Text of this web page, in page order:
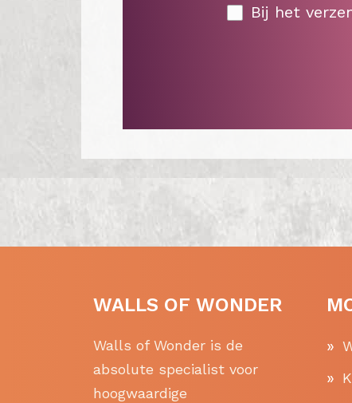
Bij het
WALLS OF WONDER
Walls of Wonder is de
absolute specialist voor
hoogwaardige